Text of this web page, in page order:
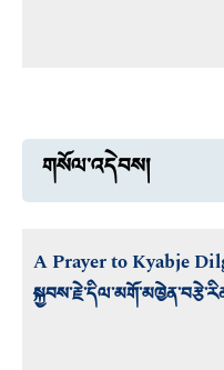
གསོལ་འདེབས།
A Prayer to Kyabje